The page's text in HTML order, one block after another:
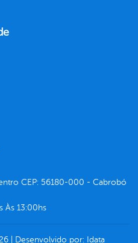
CEP: 56180-000 - Cabrobó
Às 13:00hs
| Desenvolvido por: Idata